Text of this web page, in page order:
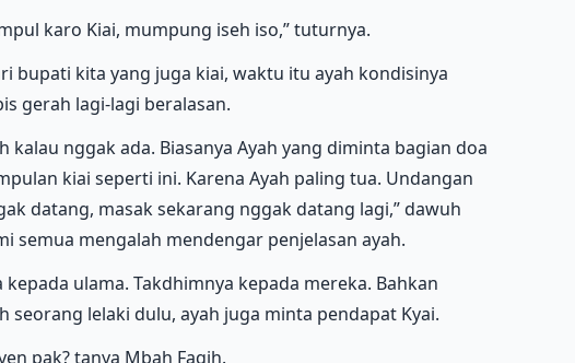
karo Kiai, mumpung iseh iso,” tuturnya.
bupati kita yang juga kiai, waktu itu ayah kondisinya
gerah lagi-lagi beralasan.
kalau nggak ada. Biasanya Ayah yang diminta bagian doa
kiai seperti ini. Karena Ayah paling tua. Undangan
datang, masak sekarang nggak datang lagi,” dawuh
semua mengalah mendengar penjelasan ayah.
kepada ulama. Takdhimnya kepada mereka. Bahkan
seorang lelaki dulu, ayah juga minta pendapat Kyai.
pak? tanya Mbah Faqih.